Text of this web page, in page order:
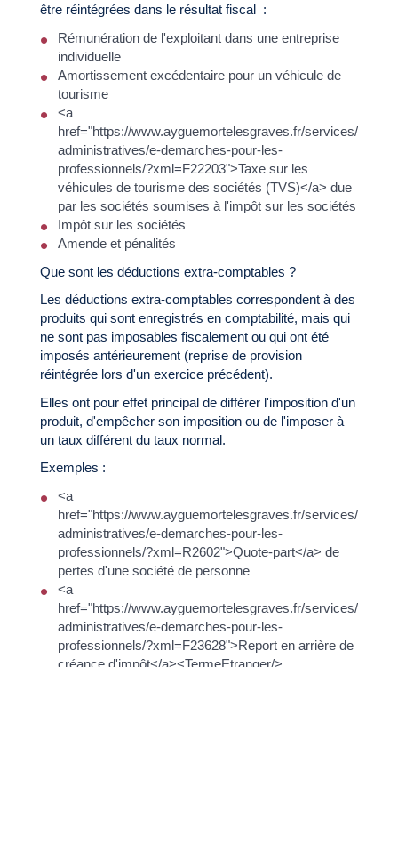
être réintégrées dans le résultat fiscal :
Rémunération de l'exploitant dans une entreprise
individuelle
Amortissement excédentaire pour un véhicule de
tourisme
<a
href="https://www.ayguemortelesgraves.fr/services/
administratives/e-demarches-pour-les-
professionnels/?xml=F22203">Taxe sur les
véhicules de tourisme des sociétés (TVS)</a> due
par les sociétés soumises à l'impôt sur les sociétés
Impôt sur les sociétés
Amende et pénalités
Que sont les déductions extra-comptables ?
Les déductions extra-comptables correspondent à des
produits qui sont enregistrés en comptabilité, mais qui
ne sont pas imposables fiscalement ou qui ont été
imposés antérieurement (reprise de provision
réintégrée lors d'un exercice précédent).
Elles ont pour effet principal de différer l'imposition d'un
produit, d'empêcher son imposition ou de l'imposer à
un taux différent du taux normal.
Exemples :
<a
href="https://www.ayguemortelesgraves.fr/services/
administratives/e-demarches-pour-les-
professionnels/?xml=R2602">Quote-part</a> de
pertes d'une société de personne
<a
href="https://www.ayguemortelesgraves.fr/services/
administratives/e-demarches-pour-les-
professionnels/?xml=F23628">Report en arrière de
créance d'impôt</a><TermeEtranger/>